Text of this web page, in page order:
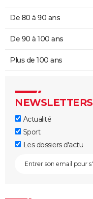
De 80 à 90 ans
De 90 à 100 ans
Plus de 100 ans
NEWSLETTERS
Actualité
Sport
Les dossiers d'actu